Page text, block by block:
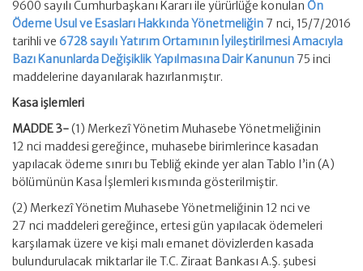
9600 sayılı Cumhurbaşkanı Kararı ile yürürlüğe konulan Ön
Ödeme Usul ve Esasları Hakkında Yönetmeliğin 7 nci, 15/7/2016
tarihli ve 6728 sayılı Yatırım Ortamının İyileştirilmesi Amacıyla
Bazı Kanunlarda Değişiklik Yapılmasına Dair Kanunun 75 inci
maddelerine dayanılarak hazırlanmıştır.
Kasa işlemleri
MADDE 3-(1) Merkezî Yönetim Muhasebe Yönetmeliğinin
12 nci maddesi gereğince, muhasebe birimlerince kasadan
yapılacak ödeme sınırı bu Tebliğ ekinde yer alan Tablo I’in (A)
bölümünün Kasa İşlemleri kısmında gösterilmiştir.
(2) Merkezî Yönetim Muhasebe Yönetmeliğinin 12 nci ve
27 nci maddeleri gereğince, ertesi gün yapılacak ödemeleri
karşılamak üzere ve kişi malı emanet dövizlerden kasada
bulundurulacak miktarlar ile T.C. Ziraat Bankası A.Ş. şubesi